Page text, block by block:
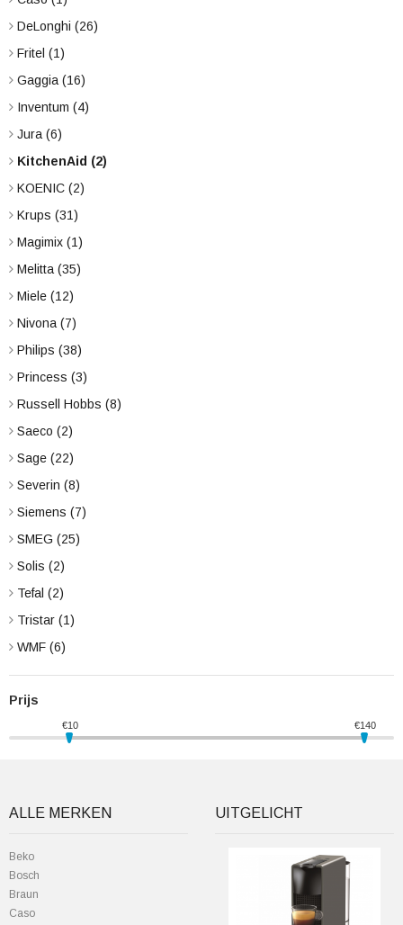
DeLonghi (26)
Fritel (1)
Gaggia (16)
Inventum (4)
Jura (6)
KitchenAid (2)
KOENIC (2)
Krups (31)
Magimix (1)
Melitta (35)
Miele (12)
Nivona (7)
Philips (38)
Princess (3)
Russell Hobbs (8)
Saeco (2)
Sage (22)
Severin (8)
Siemens (7)
SMEG (25)
Solis (2)
Tefal (2)
Tristar (1)
WMF (6)
Prijs
€10 €140
ALLE MERKEN
Beko
Bosch
Braun
Caso
UITGELICHT